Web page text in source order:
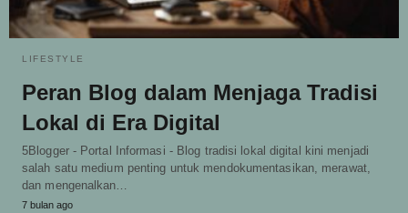
LIFESTYLE
Peran Blog dalam Menjaga Tradisi
Lokal di Era Digital
5Blogger - Portal Informasi - Blog tradisi lokal digital kini menjadi
salah satu medium penting untuk mendokumentasikan, merawat,
dan mengenalkan…
7 bulan ago